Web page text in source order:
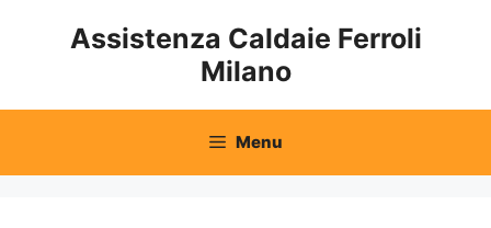
Assistenza Caldaie Ferroli
Milano
Menu